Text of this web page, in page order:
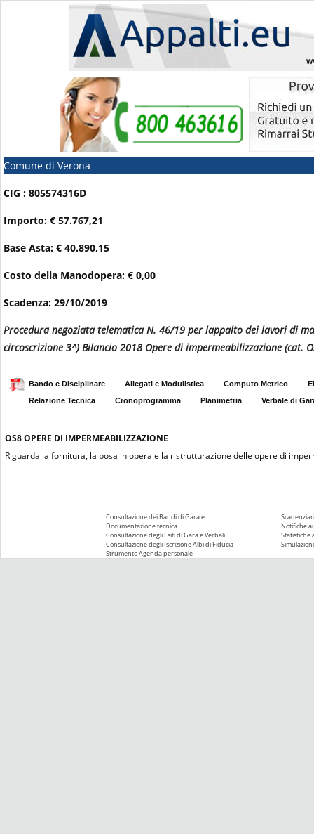
Comune di Verona
CIG : 805574316D
Importo: € 57.767,21
Base Asta: € 40.890,15
Costo della Manodopera: € 0,00
Scadenza: 29/10/2019
Procedura negoziata telematica N. 46/19 per lappalto dei lavori di
circoscrizione 3^) Bilancio 2018 Opere di impermeabilizzazione (cat.
Bando e Disciplinare Allegati e Modulistica Computo Metrico
Relazione Tecnica
Cronoprogramma Planimetria Verbale di
OS8OPERE DI IMPERMEABILIZZAZIONE
Riguarda la fornitura, la posa in opera e la ristrutturazione delle opere di
Consultazione dei Bandi di Gara e
Documentazione tecnica
Consultazione degli Esiti di Gara e Verbali
Consultazione degli Iscrizione Albi di Fiducia
Strumento Agenda personale
Notifiche
Statistiche